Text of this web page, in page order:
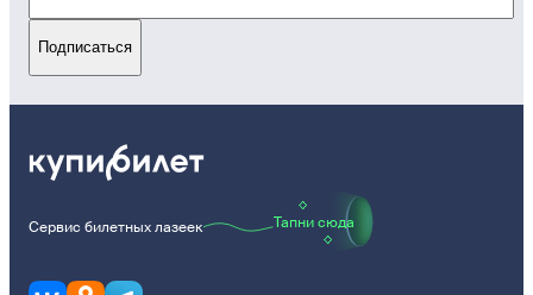
Подписаться
Сервис билетных лазеек Тапни сюда